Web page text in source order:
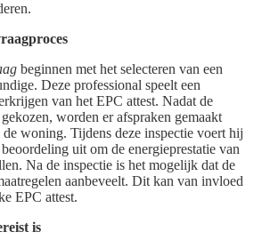
beginnen met het selecteren van een
Deze professional speelt een
van het EPC attest. Nadat de
worden er afspraken gemaakt
woning. Tijdens deze inspectie voert hij
uit om de energieprestatie van
Na de inspectie is het mogelijk dat de
aanbeveelt. Dit kan van invloed
EPC attest.
is